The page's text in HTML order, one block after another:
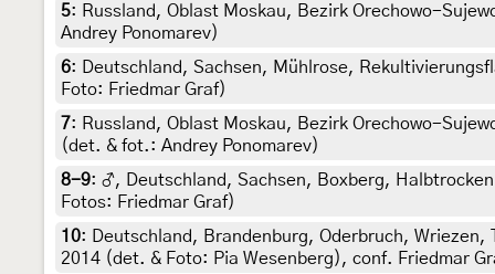
5: Russland, Oblast Moskau, Bezirk Orechowo-
Andrey Ponomarev)
6:
Deutschland, Sachsen, Mühlrose,
Foto: Friedmar Graf)
7: Russland, Oblast Moskau, Bezirk Orechowo-
(det. & fot.: Andrey Ponomarev)
8-9: ♂, Deutschland, Sachsen, Boxberg,
Fotos: Friedmar Graf)
10:
Deutschland, Brandenburg, Oderbruch,
2014 (det. & Foto: Pia Wesenberg), conf. Friedmar